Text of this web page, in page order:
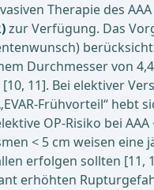
Therapie des
zur Verfügung. Das
Durchmesser von
11]. Bei elektiver
Frühvorteil“ hebt
OP-Risiko bei AAA
< 5 cm weisen eine
erfolgen sollten [11,
erhöhten